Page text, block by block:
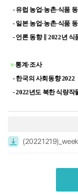
- 유럽 농업·농촌·식품
- 일본 농업·농촌·식품
- 언론 동향 ∥ 2022년
■ 통계·조사
- 한국의 사회동향 2022
- 2022년도 북한 식량작